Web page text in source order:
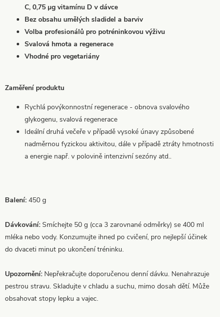
C, 0,75 μg vitamínu D v dávce
Bez obsahu umělých sladidel a barviv
Volba profesionálů pro potréninkovou výživu
Svalová hmota a regenerace
Vhodné pro vegetariány
Zaměření produktu
Rychlá povýkonnostní regenerace - obnova svalového
glykogenu, svalová regenerace
Ideální druhá večeře v případě vysoké únavy způsobené
nadměrnou fyzickou aktivitou, dále v případě ztráty hmotnosti
a energie např. v polovině intenzivní sezóny atd..
Balení: 450 g
Dávkování: Smíchejte 50 g (cca 3 zarovnané odměrky) se 400 ml
mléka nebo vody. Konzumujte ihned po cvičení, pro nejlepší účinek
do dvaceti minut po ukončení tréninku.
Upozornění: Nepřekračujte doporučenou denní dávku. Nenahrazuje
pestrou stravu. Skladujte v chladu a suchu, mimo dosah dětí. Může
obsahovat stopy lepku a vajec.